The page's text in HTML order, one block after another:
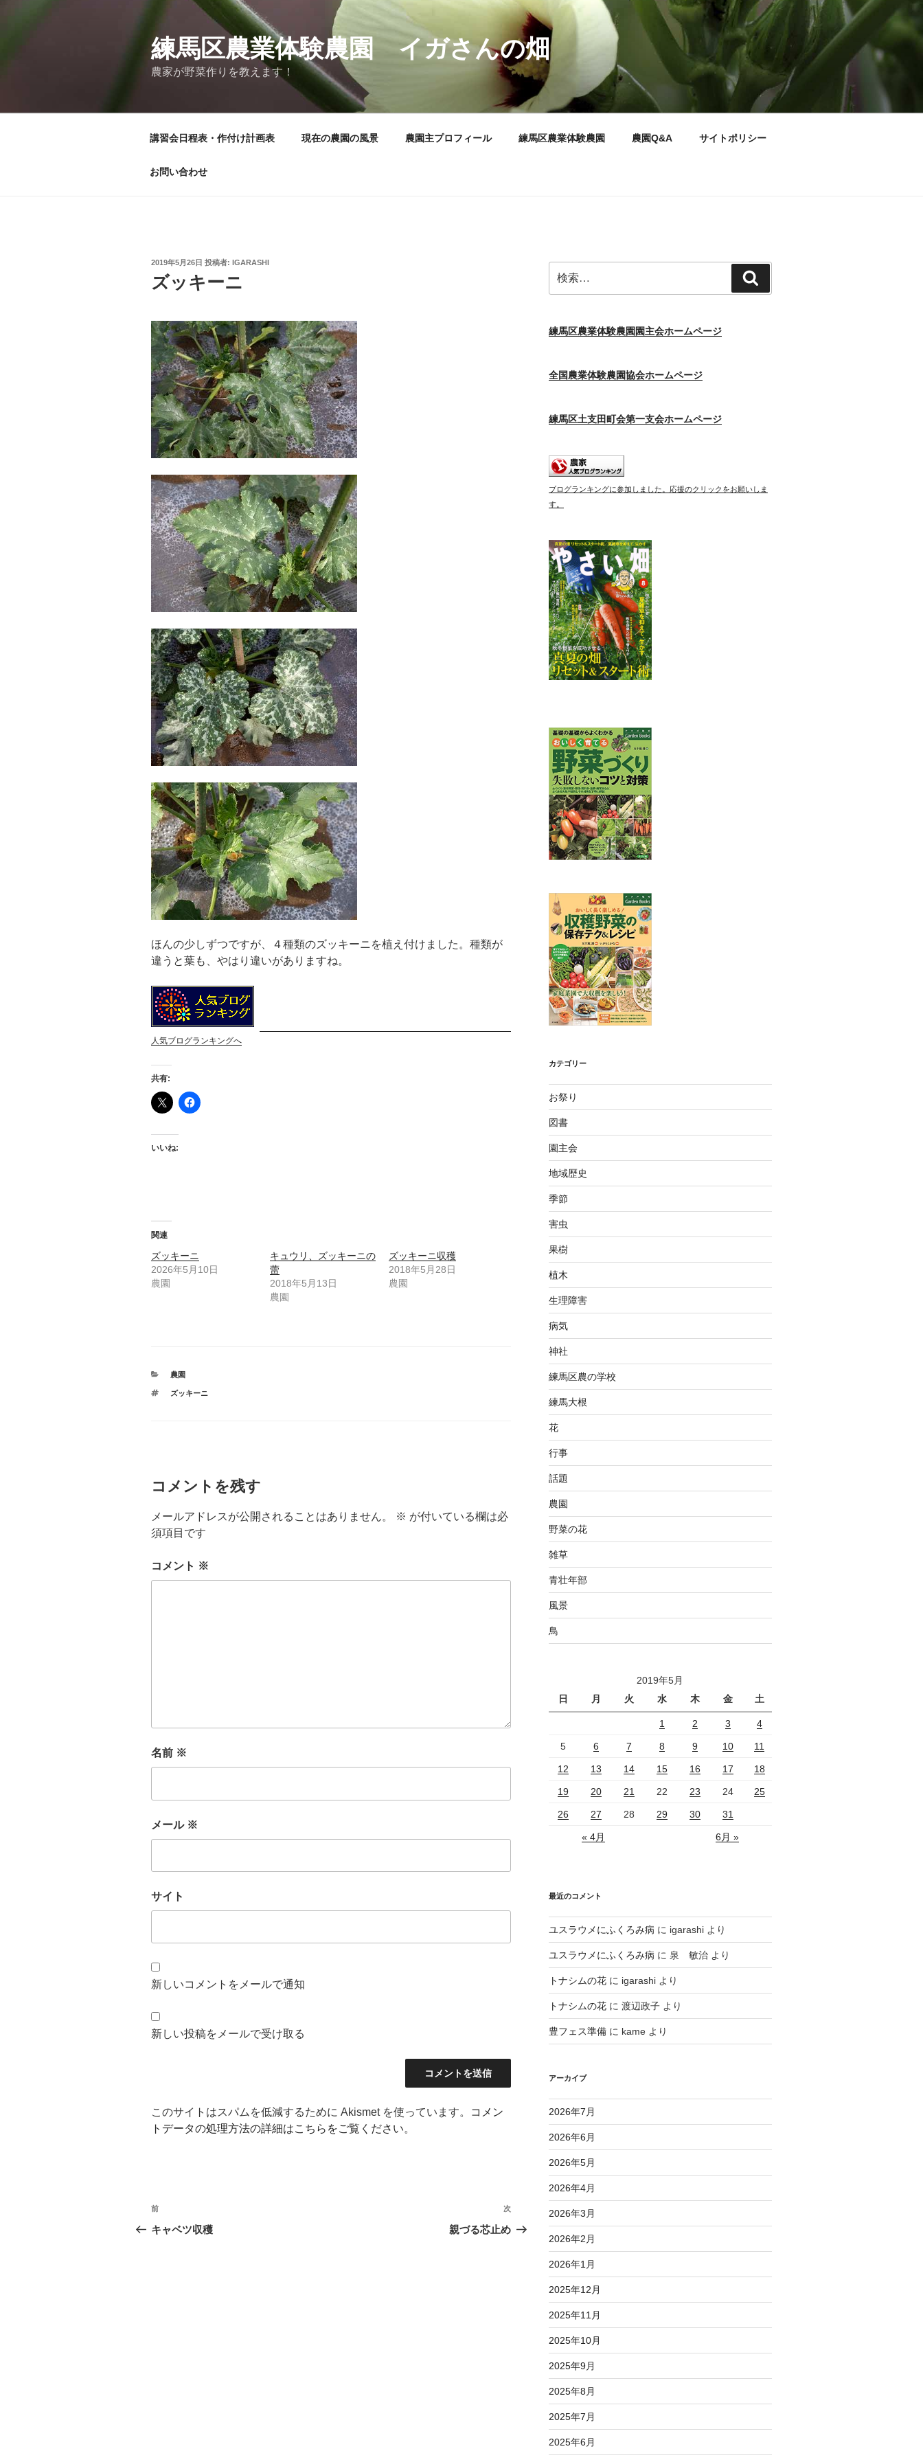
練馬区農業体験農園 イガさんの畑
農家が野菜作りを教えます！
講習会日程表・作付け計画表 現在の農園の風景 農園主プロフィール 練馬区農業体験農園 農園Q&A サイトポリシー
お問い合わせ
投
日:
2019年5月26日 投稿者: IGARASHI
ズッキーニ
ほんの少しずつですが、４種類のズッキーニを植え付けました。種類が
違うと葉も、やはり違いがありますね。
人気ブログランキングへ
共有:
いいね:
関連
ズッキーニ
2026年5月10日
農園
キュウリ、ズッキーニの
蕾
2018年5月13日
農園
ズッキーニ収穫
2018年5月28日
農園
カ
ゴ
農園
タ
ズッキーニ
コメントを残す
メールアドレスが公開されることはありません。 ※ が付いている欄は必
須項目です
コメント ※
名前 ※
メール ※
サイト
新しいコメントをメールで通知
新しい投稿をメールで受け取る
このサイトはスパムを低減するために Akismet を使っています。
コメン
トデータの処理方法の詳細はこちらをご覧ください。
投
稿
前
の
前
キャベツ収穫
次
の
次
親づる芯止め
索:
索
練馬区農業体験農園園主会ホームページ
全国農業体験農園協会ホームページ
練馬区土支田町会第一支会ホームページ
ブログランキングに参加しました。応援のクリックをお願いしま
す。
カテゴリー
お祭り
図書
園主会
地域歴史
季節
害虫
果樹
植木
生理障害
病気
神社
練馬区農の学校
練馬大根
花
行事
話題
農園
野菜の花
雑草
青壮年部
風景
鳥
2019年5月
日
月 火 水 木 金 土
1 2 3 4
5 6 7 8 9 10 11
12 13 14 15 16 17 18
19 20 21 22 23 24 25
26 27 28 29 30 31
« 4月 6月 »
最近のコメント
ユスラウメにふくろみ病 に igarashiより
ユスラウメにふくろみ病 に 泉 敏治より
トナシムの花に igarashiより
トナシムの花に 渡辺政子より
豊フェス準備に kameより
アーカイブ
2026年7月
2026年6月
2026年5月
2026年4月
2026年3月
2026年2月
2026年1月
2025年12月
2025年11月
2025年10月
2025年9月
2025年8月
2025年7月
2025年6月